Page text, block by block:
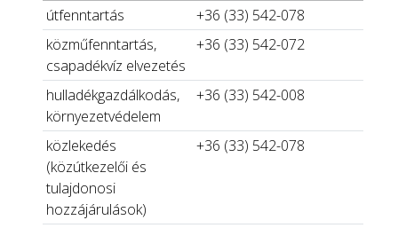
útfenntartás
+36 (33) 542-078
közműfenntartás,
csapadékvíz elvezetés
+36 (33) 542-072
hulladékgazdálkodás,
környezetvédelem
+36 (33) 542-008
közlekedés
(közútkezelői és
tulajdonosi
hozzájárulások)
+36 (33) 542-078